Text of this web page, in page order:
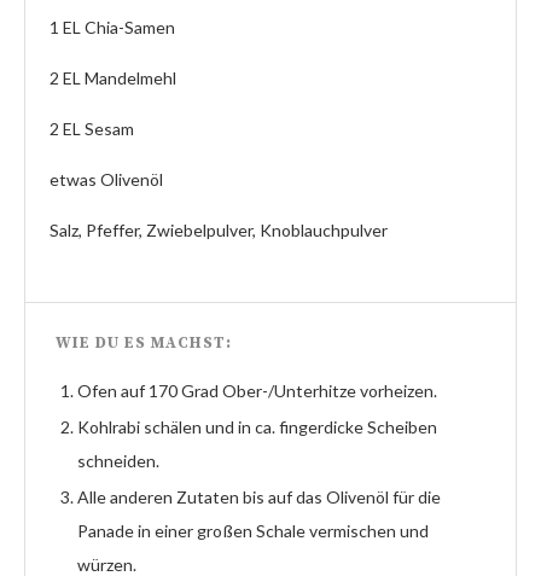
1 EL Chia-Samen
2 EL Mandelmehl
2 EL Sesam
etwas Olivenöl
Salz, Pfeffer, Zwiebelpulver, Knoblauchpulver
WIE DU ES MACHST:
Ofen auf 170 Grad Ober-/Unterhitze vorheizen.
Kohlrabi schälen und in ca. fingerdicke Scheiben
schneiden.
Alle anderen Zutaten bis auf das Olivenöl für die
Panade in einer großen Schale vermischen und
würzen.